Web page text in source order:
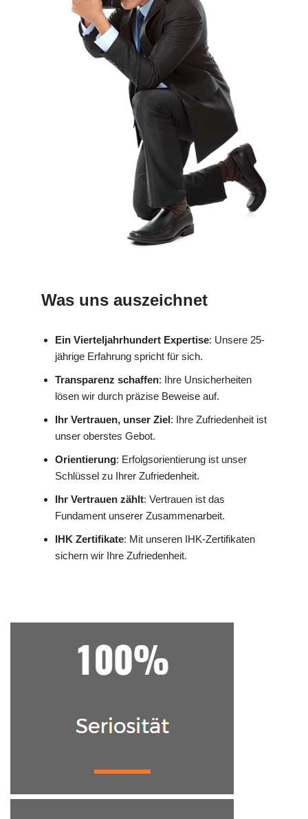
Was uns auszeichnet
Ein Vierteljahrhundert Expertise: Unsere 25-
jährige Erfahrung spricht für sich.
Transparenz schaffen: Ihre Unsicherheiten
lösen wir durch präzise Beweise auf.
Ihr Vertrauen, unser Ziel: Ihre Zufriedenheit ist
unser oberstes Gebot.
Orientierung: Erfolgsorientierung ist unser
Schlüssel zu Ihrer Zufriedenheit.
Ihr Vertrauen zählt: Vertrauen ist das
Fundament unserer Zusammenarbeit.
IHK Zertifikate: Mit unseren IHK-Zertifikaten
sichern wir Ihre Zufriedenheit.